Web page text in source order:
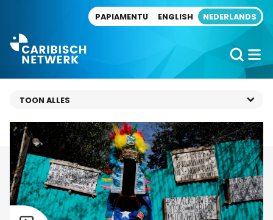
PAPIAMENTU ENGLISH NEDERLANDS